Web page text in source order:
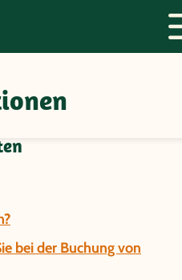
zur Gruppenreise
bei der Buchung von